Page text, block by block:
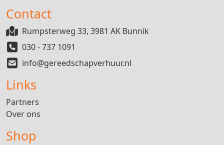
Contact
Rumpsterweg 33, 3981 AK Bunnik
030 - 737 1091
info@gereedschapverhuur.nl
Links
Partners
Over ons
Shop